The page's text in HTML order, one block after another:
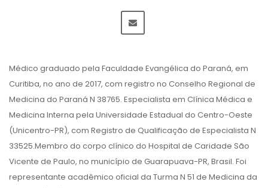
Médico graduado pela Faculdade Evangélica do Paraná, em
Curitiba, no ano de 2017, com registro no Conselho Regional de
Medicina do Paraná N 38765. Especialista em Clínica Médica e
Medicina Interna pela Universidade Estadual do Centro-Oeste
(Unicentro-PR), com Registro de Qualificação de Especialista N
33525.Membro do corpo clínico do Hospital de Caridade São
Vicente de Paulo, no município de Guarapuava-PR, Brasil. Foi
representante acadêmico oficial da Turma N 51 de Medicina da